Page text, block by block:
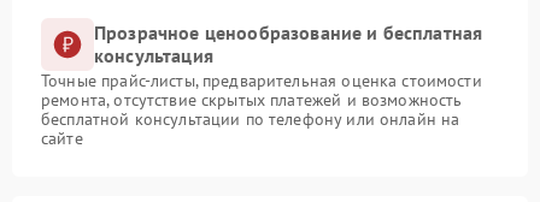
Прозрачное ценообразование и бесплатная
консультация
Точные прайс-листы, предварительная оценка стоимости
ремонта, отсутствие скрытых платежей и возможность
бесплатной консультации по телефону или онлайн на
сайте